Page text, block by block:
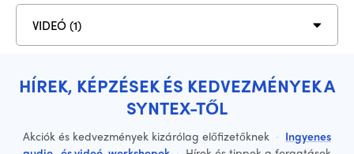
VIDEÓ (1)
HÍREK, KÉPZÉSEK ÉS KEDVEZMÉNYEK A
SYNTEX-TŐL
Akciók és kedvezmények kizárólag előfizetőknek · Ingyenes